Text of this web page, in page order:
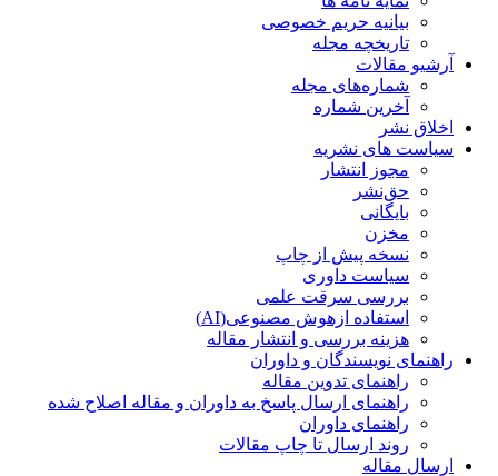
بیانیه حریم خصوصی
تاریخچه مجله
آرشیو مقالات
شماره‌های مجله
آخرین شماره
اخلاق نشر
سیاست های نشریه
مجوز انتشار
حق‌نشر
بایگانی
مخزن
نسخه پیش از چاپ
سیاست داوری
بررسی سرقت علمی
استفاده ازهوش مصنوعی(AI)
هزینه بررسی و انتشار مقاله
راهنمای نویسندگان و داوران
راهنمای تدوین مقاله
راهنمای ارسال پاسخ به داوران و مقاله اصلاح شده
راهنمای داوران
روند ارسال تا چاپ مقالات
ارسال مقاله